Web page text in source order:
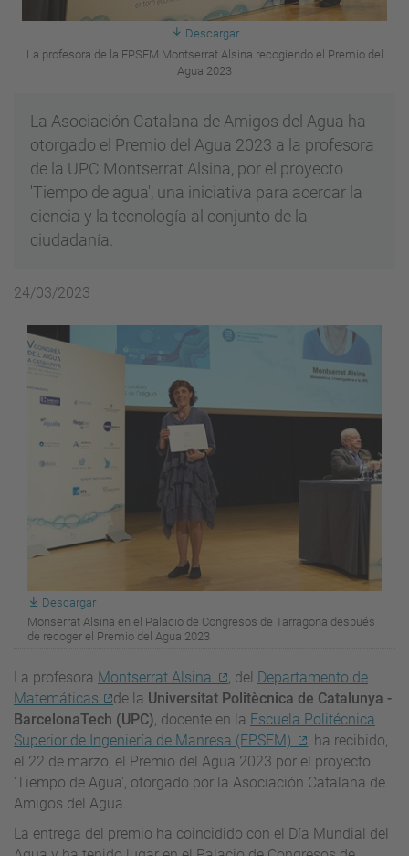
Descargar
La profesora de la EPSEM Montserrat Alsina recogiendo el Premio del
Agua 2023
La Asociación Catalana de Amigos del Agua ha
otorgado el Premio del Agua 2023 a la profesora
de la UPC Montserrat Alsina, por el proyecto
'Tiempo de agua', una iniciativa para acercar la
ciencia y la tecnología al conjunto de la
ciudadanía.
24/03/2023
Descargar
Monserrat Alsina en el Palacio de Congresos de Tarragona después
de recoger el Premio del Agua 2023
La profesora Montserrat Alsina , del Departamento de
Matemáticas
de la Universitat Politècnica de Catalunya -
BarcelonaTech (UPC), docente en la Escuela Politécnica
Superior de Ingeniería de Manresa (EPSEM)
, ha recibido,
el 22 de marzo, el Premio del Agua 2023 por el proyecto
'Tiempo de Agua', otorgado por la Asociación Catalana de
Amigos del Agua.
La entrega del premio ha coincidido con el Día Mundial del